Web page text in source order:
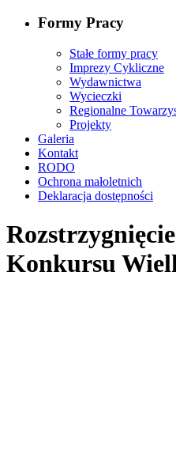
Formy Pracy
Stałe formy pracy
Imprezy Cykliczne
Wydawnictwa
Wycieczki
Regionalne
Projekty
Galeria
Kontakt
RODO
Ochrona małoletnich
Deklaracja dostępności
Konkursu